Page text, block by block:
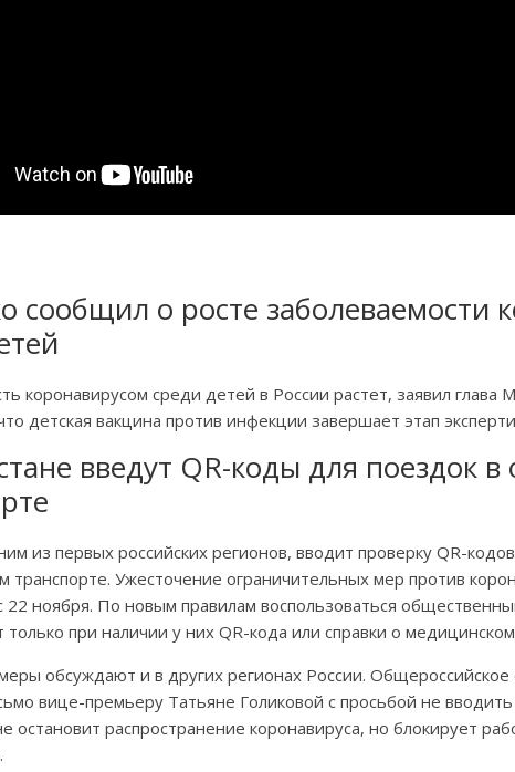
сообщил о росте заболеваемости
коронавирусом среди детей в России растет, заявил
детская вакцина против инфекции завершает этап
введут QR-коды для поездок
из первых российских регионов, вводит проверку QR-
транспорте. Ужесточение ограничительных мер против
22 ноября. По новым правилам воспользоваться
только при наличии у них QR-кода или справки о
обсуждают и в других регионах России.
вице-премьеру Татьяне Голиковой с просьбой не
остановит распространение коронавируса, но блокирует